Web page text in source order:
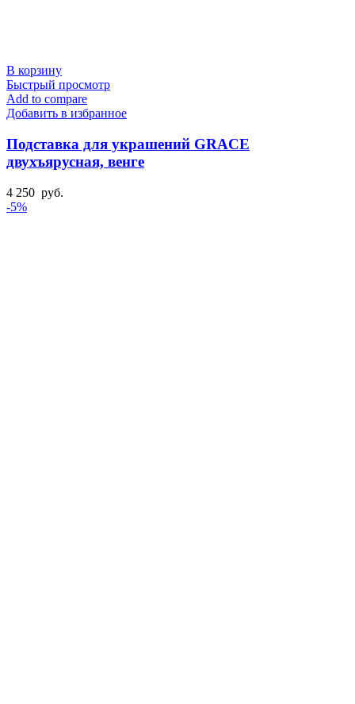
В корзину
Быстрый просмотр
Add to compare
Добавить в избранное
Подставка для украшений GRACE
двухъярусная, венге
4 250 руб.
-5%